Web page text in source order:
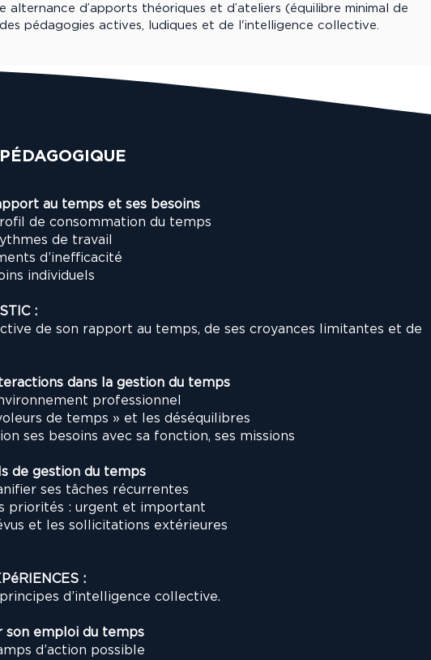
alternance d’apports théoriques et d’ateliers (équilibre minimal de
pédagogies actives, ludiques et de l'intelligence collective.
au temps et ses besoins
de consommation du temps
de travail
d’inefficacité
individuels
:
de son rapport au temps, de ses croyances limitantes et de
dans la gestion du temps
professionnel
de temps » et les déséquilibres
ses besoins avec sa fonction, ses missions
de gestion du temps
ses tâches récurrentes
priorités : urgent et important
et les sollicitations extérieures
:
d’intelligence collective.
son emploi du temps
d’action possible